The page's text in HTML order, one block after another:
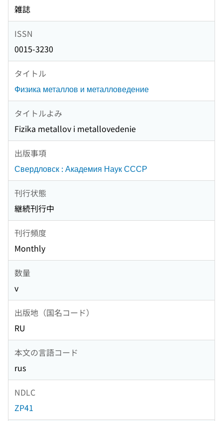
雑誌
ISSN
0015-3230
タイトル
Физика металлов и металловедение
タイトルよみ
Fizika metallov i metallovedenie
出版事項
Свердловск : Академия Наук СССР
刊行状態
継続刊行中
刊行頻度
Monthly
数量
v
出版地（国名コード）
RU
本文の言語コード
rus
NDLC
ZP41